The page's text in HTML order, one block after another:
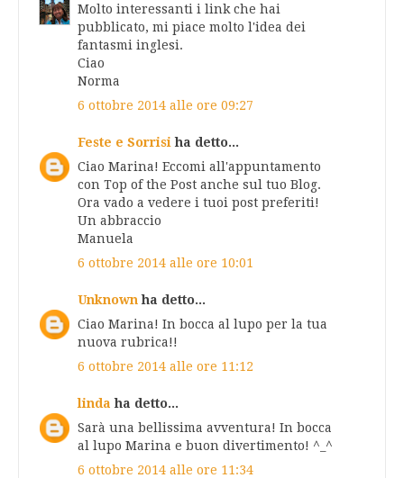
Molto interessanti i link che hai
pubblicato, mi piace molto l'idea dei
fantasmi inglesi.
Ciao
Norma
6 ottobre 2014 alle ore 09:27
Feste e Sorrisi ha detto...
Ciao Marina! Eccomi all'appuntamento
con Top of the Post anche sul tuo Blog.
Ora vado a vedere i tuoi post preferiti!
Un abbraccio
Manuela
6 ottobre 2014 alle ore 10:01
Unknown ha detto...
Ciao Marina! In bocca al lupo per la tua
nuova rubrica!!
6 ottobre 2014 alle ore 11:12
linda ha detto...
Sarà una bellissima avventura! In bocca
al lupo Marina e buon divertimento! ^_^
6 ottobre 2014 alle ore 11:34